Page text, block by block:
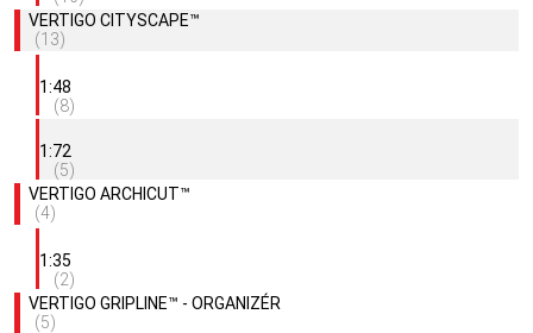
VERTIGO CITYSCAPE™
(13)
1:48
(8)
1:72
(5)
VERTIGO ARCHICUT™
(4)
1:35
(2)
VERTIGO GRIPLINE™ - ORGANIZÉR
(5)